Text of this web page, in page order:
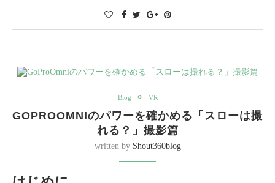
Blog VR
GOPROOMNIのパワーを確かめる「スローは撮
れる？」撮影篇
written by Shout360blog